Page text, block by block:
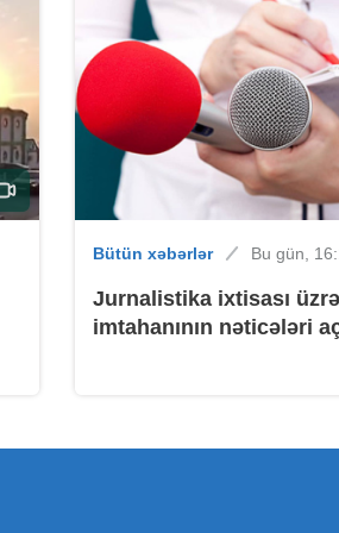
Bütün xəbərlər Bu gün,
Jurnalistika ixtisası
imtahanının nəticələri